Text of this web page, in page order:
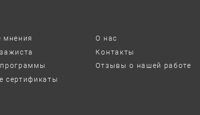
мнения
сертификаты
О нас
Контакты
Отзывы о нашей работе